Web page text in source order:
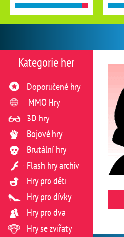
Kategorie her
Doporučené hry
MMO Hry
3D hry
Bojové hry
Brutální hry
Flash hry archiv
Hry pro děti
Hry pro dívky
Hry pro dva
Hry se zvířaty